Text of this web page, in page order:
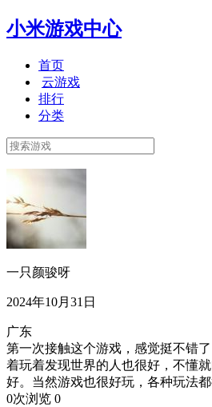
小米游戏中心
首页
云游戏
排行
分类
一只颜骏呀
2024年10月31日
广东
第一次接触这个游戏，感觉挺不错
着玩着发现世界的人也很好，不懂
好。当然游戏也很好玩，各种玩法
0次浏览 0